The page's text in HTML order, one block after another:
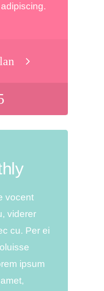
vocent
viderer
cu. Per ei
ipsum